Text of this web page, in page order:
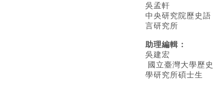
吳孟軒
中央研究院歷史語
言研究所
助理編輯：
吳建宏
國立臺灣大學歷史
學研究所碩士生